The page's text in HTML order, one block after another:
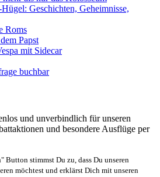
Geschichten, Geheimnisse,
Roms
Papst
mit Sidecar
buchbar
und unverbindlich für unseren
und besondere Ausflüge per
stimmst Du zu, dass Du unseren
möchtest und erklärst Dich mit unseren